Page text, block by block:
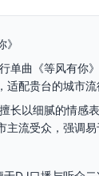
曲《等风有你
配贵台的城市流
长以细腻的情感
流受众，强调易